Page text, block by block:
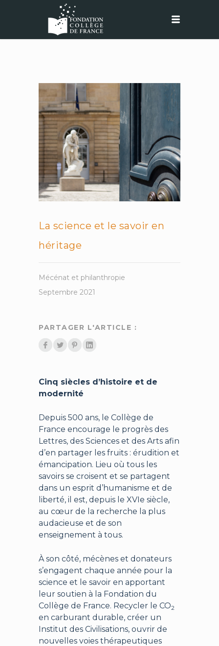
La science et le savoir en
héritage
Mécénat et philanthropie
Septembre 2021
PARTAGER L'ARTICLE :
Cinq siècles d’histoire et de
modernité
Depuis 500 ans, le Collège de
France encourage le progrès des
Lettres, des Sciences et des Arts afin
d’en partager les fruits : érudition et
émancipation. Lieu où tous les
savoirs se croisent et se partagent
dans un esprit d’humanisme et de
liberté, il est, depuis le XVIe siècle,
au cœur de la recherche la plus
audacieuse et de son
enseignement à tous.
À son côté, mécènes et donateurs
s’engagent chaque année pour la
science et le savoir en apportant
leur soutien à la Fondation du
Collège de France. Recycler le CO2
en carburant durable, créer un
Institut des Civilisations, ouvrir de
nouvelles voies thérapeutiques